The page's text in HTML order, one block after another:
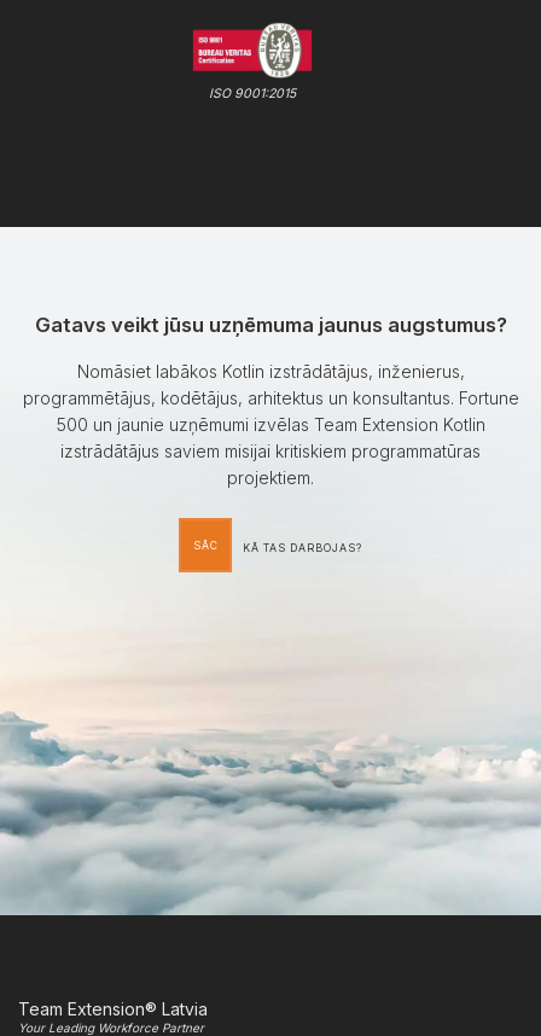
ISO 9001:2015
Gatavs veikt jūsu uzņēmuma jaunus augstumus?
Nomāsiet labākos Kotlin izstrādātājus, inženierus,
programmētājus, kodētājus, arhitektus un konsultantus. Fortune
500 un jaunie uzņēmumi izvēlas Team Extension Kotlin
izstrādātājus saviem misijai kritiskiem programmatūras
projektiem.
SĀC KĀ TAS DARBOJAS?
Team Extension® Latvia
Your Leading Workforce Partner